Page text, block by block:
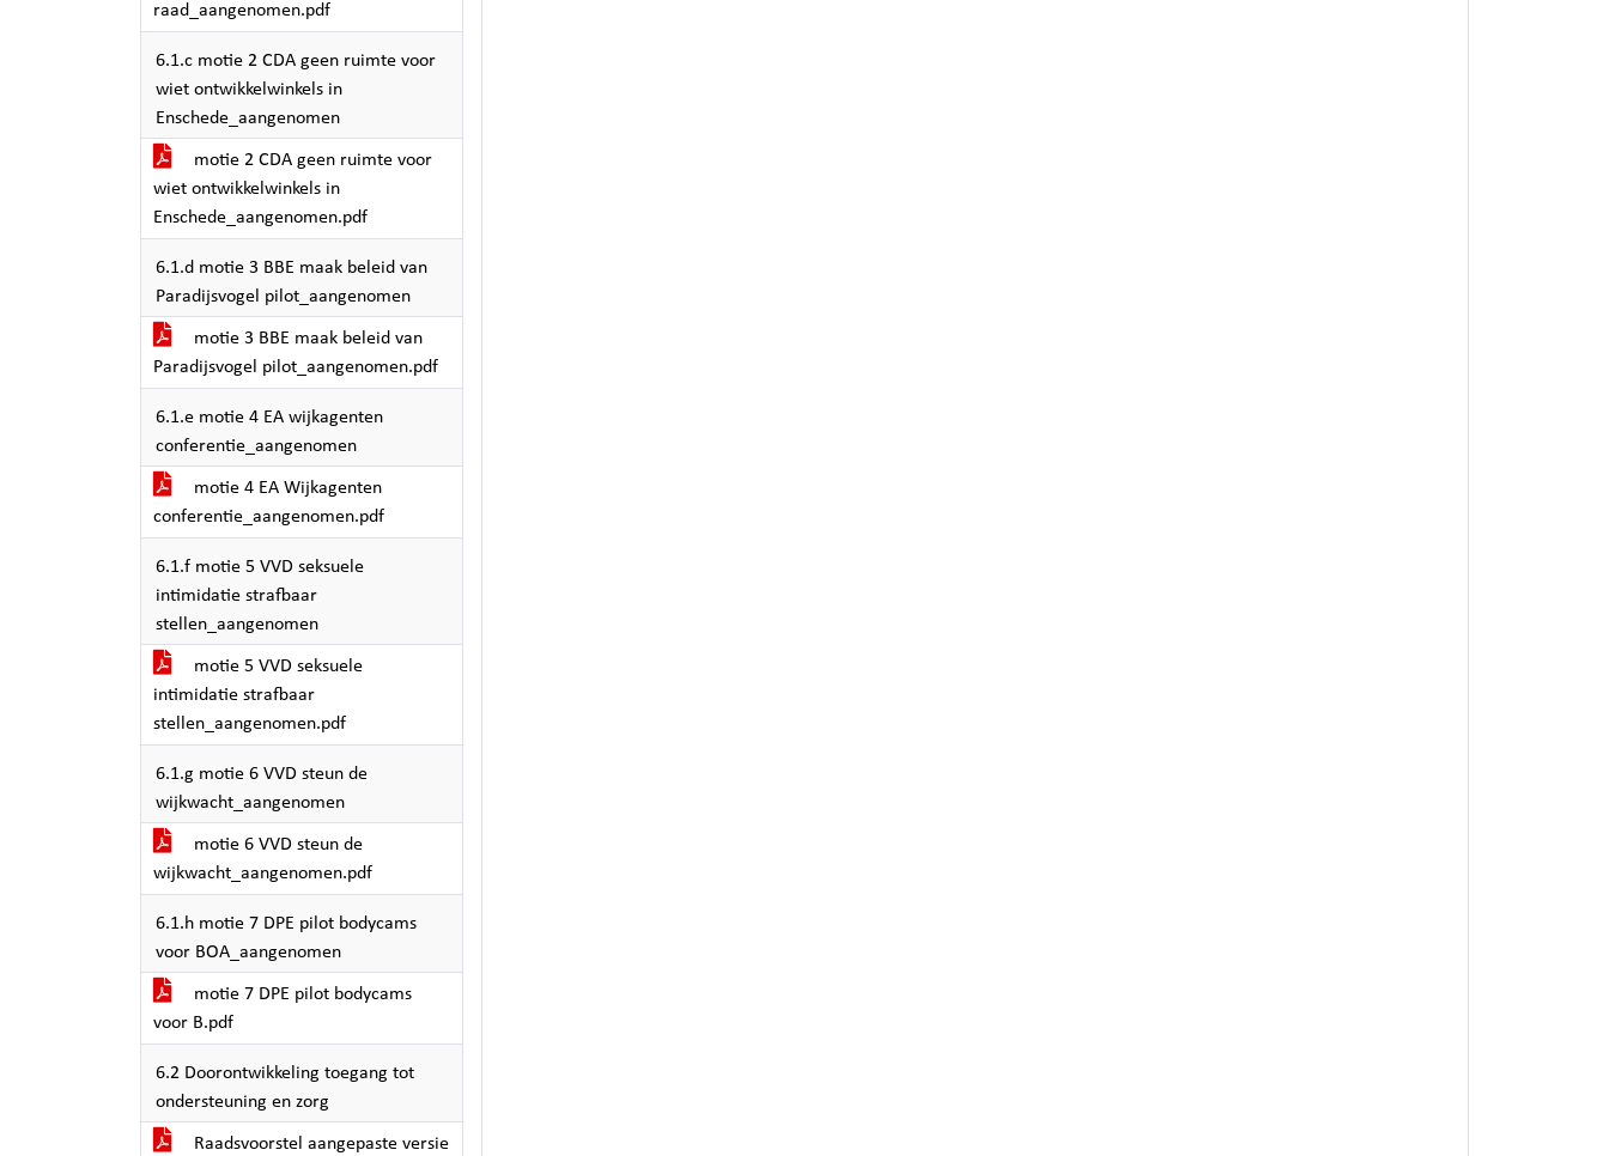
raad_aangenomen.pdf
6.1.c motie 2 CDA geen ruimte voor
wiet ontwikkelwinkels in
Enschede_aangenomen
motie 2 CDA geen ruimte voor
wiet ontwikkelwinkels in
Enschede_aangenomen.pdf
6.1.d motie 3 BBE maak beleid van
Paradijsvogel pilot_aangenomen
motie 3 BBE maak beleid van
Paradijsvogel pilot_aangenomen.pdf
6.1.e motie 4 EA wijkagenten
conferentie_aangenomen
motie 4 EA Wijkagenten
conferentie_aangenomen.pdf
6.1.f motie 5 VVD seksuele
intimidatie strafbaar
stellen_aangenomen
motie 5 VVD seksuele
intimidatie strafbaar
stellen_aangenomen.pdf
6.1.g motie 6 VVD steun de
wijkwacht_aangenomen
motie 6 VVD steun de
wijkwacht_aangenomen.pdf
6.1.h motie 7 DPE pilot bodycams
voor BOA_aangenomen
motie 7 DPE pilot bodycams
voor B.pdf
6.2 Doorontwikkeling toegang tot
ondersteuning en zorg
Raadsvoorstel aangepaste versie